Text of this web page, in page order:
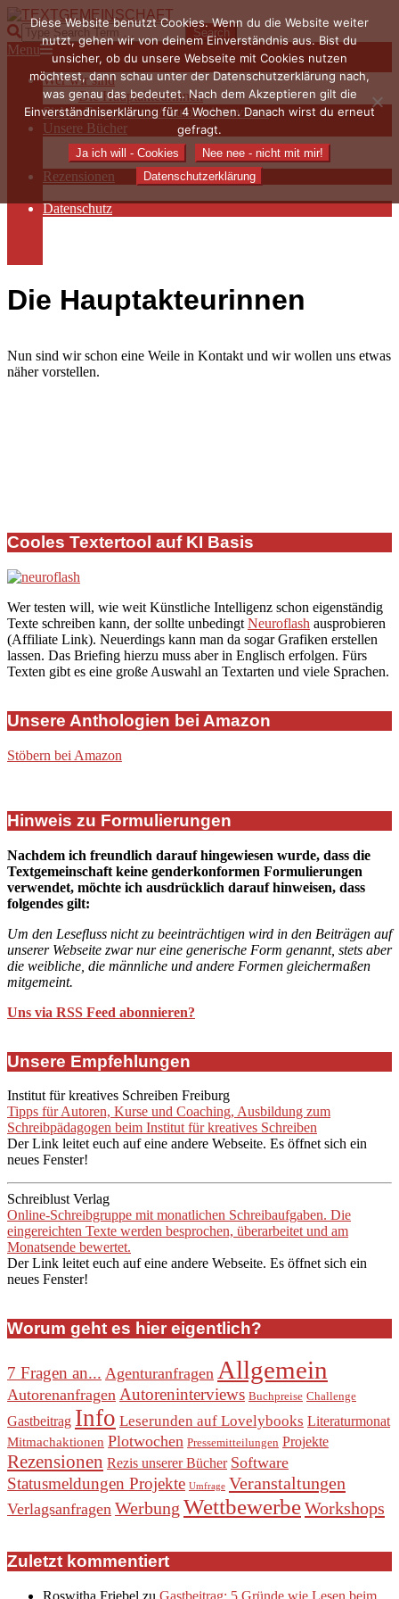
Skip
to
content
TEXTGEMEINSCHAFT
Search
Primary
Navigation
Menu
Menu
Wer wir sind
Die Hauptakteurinnen
Sieben Fragen an… / Autoreninterviews
Unsere Bücher
Autorenservices
Autorenprofile
Rezensionen
Datenschutz
Die Hauptakteurinnen
Nun sind wir schon eine Weile in Kontakt und wir wollen uns etwas
näher vorstellen.
02-
07
Cooles Textertool auf KI Basis
Wer testen will, wie weit Künstliche Intelligenz schon eigenständig
Texte schreiben kann, der sollte unbedingt Neuroflash ausprobieren
(Affiliate Link). Neuerdings kann man da sogar Grafiken erstellen
lassen. Das Briefing hierzu muss aber in Englisch erfolgen. Fürs
Texten gibt es eine große Auswahl an Textarten und viele Sprachen.
Unsere Anthologien bei Amazon
Stöbern bei Amazon
Hinweis zu Formulierungen
Nachdem ich freundlich darauf hingewiesen wurde, dass die
Textgemeinschaft keine genderkonformen Formulierungen
verwendet, möchte ich ausdrücklich darauf hinweisen, dass
folgendes gilt:
Um den Lesefluss nicht zu beeinträchtigen wird in den Beiträgen auf
unserer Webseite zwar nur eine generische Form genannt, stets aber
die weibliche, die männliche und andere Formen gleichermaßen
mitgemeint.
Uns via RSS Feed abonnieren?
Unsere Empfehlungen
Institut für kreatives Schreiben Freiburg
Tipps für Autoren, Kurse und Coaching, Ausbildung zum
Schreibpädagogen beim Institut für kreatives Schreiben
Der Link leitet euch auf eine andere Webseite. Es öffnet sich ein
neues Fenster!
Schreiblust Verlag
Online-Schreibgruppe mit monatlichen Schreibaufgaben. Die
eingereichten Texte werden besprochen, überarbeitet und am
Monatsende bewertet.
Der Link leitet euch auf eine andere Webseite. Es öffnet sich ein
neues Fenster!
Worum geht es hier eigentlich?
7 Fragen an... Agenturanfragen Allgemein
Autorenanfragen Autoreninterviews Buchpreise Challenge
Gastbeitrag Info Leserunden auf Lovelybooks Literaturmonat
Mitmachaktionen Plotwochen Pressemitteilungen Projekte
Rezensionen Rezis unserer Bücher Software
Statusmeldungen Projekte Umfrage Veranstaltungen
Verlagsanfragen Werbung WettbewerbeWorkshops
Zuletzt kommentiert
Roswitha Friebel zu Gastbeitrag: 5 Gründe wie Lesen beim
Diese Website benutzt Cookies. Wenn du die Website weiter
nutzt, gehen wir von deinem Einverständnis aus. Bist du
unsicher, ob du unsere Webseite mit Cookies nutzen
möchtest, dann schau unter der Datenschutzerklärung nach,
was genau das bedeutet. Nach dem Akzeptieren gilt die
Einverständniserklärung für 4 Wochen. Danach wirst du erneut
gefragt.
Ja ich will - Cookies
Nee nee - nicht mit mir!
Datenschutzerklärung